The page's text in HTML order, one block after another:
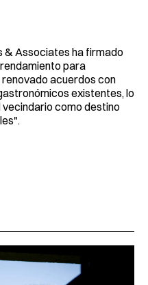
& Associates ha firmado
para
acuerdos con
existentes, lo
como destino